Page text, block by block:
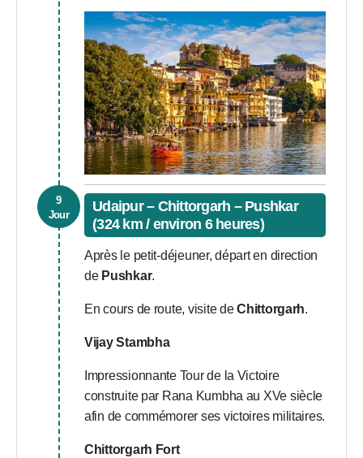
9
Jour
Udaipur – Chittorgarh – Pushkar
(324 km / environ 6 heures)
Après le petit-déjeuner, départ en direction
de Pushkar.
En cours de route, visite deChittorgarh.
Vijay Stambha
Impressionnante Tour de la Victoire
construite par Rana Kumbha au XVe siècle
afin de commémorer ses victoires militaires.
Chittorgarh Fort